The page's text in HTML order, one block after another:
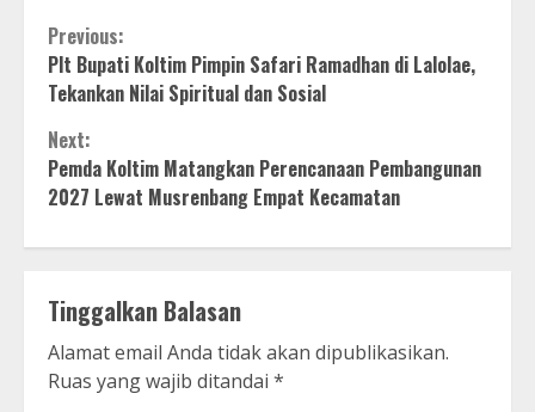
Continue
Reading
Previous:
Plt Bupati Koltim Pimpin Safari Ramadhan di Lalolae,
Tekankan Nilai Spiritual dan Sosial
Next:
Pemda Koltim Matangkan Perencanaan Pembangunan
2027 Lewat Musrenbang Empat Kecamatan
Tinggalkan Balasan
Alamat email Anda tidak akan dipublikasikan.
Ruas yang wajib ditandai *